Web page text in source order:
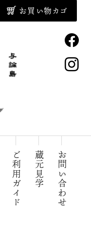
「島有泉」
ご利用ガイド 蔵元見学 お問い合わせ
お買い物カゴ